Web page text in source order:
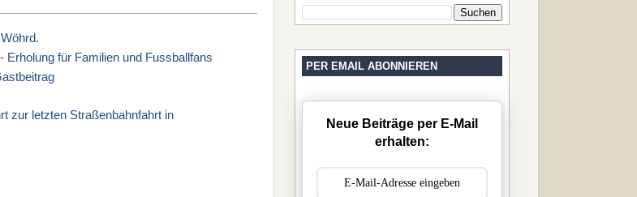
für Familien und Fussballfans
zur letzten Straßenbahnfahrt in
PER EMAIL ABONNIEREN
Neue Beiträge per E-Mail
erhalten: